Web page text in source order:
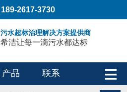
189-2617-3730
污水超标治理解决方案提供商
希洁让每一滴污水都达标
产品 联系